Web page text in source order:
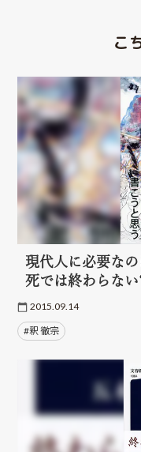
こ
現代人に必要なの
死では終わらない
2015.09.14
#釈 徹宗